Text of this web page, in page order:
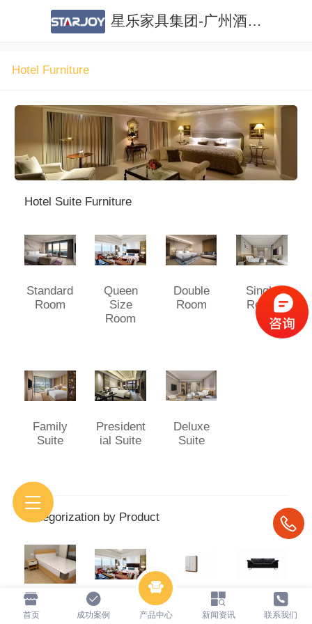
星乐家具集团-广州酒店家具|广州公寓家具|酒店家具定制|公寓家具定制
Hotel Furniture
Hotel Suite Furniture
Standard
Room
Queen
Size
Room
Double
Room
Single
Room
Family
Suite
President
ial Suite
Deluxe
Suite
Categorization by Product
Table
Wardrobe Sofa
首页 成功案例 产品中心 新闻资讯 联系我们